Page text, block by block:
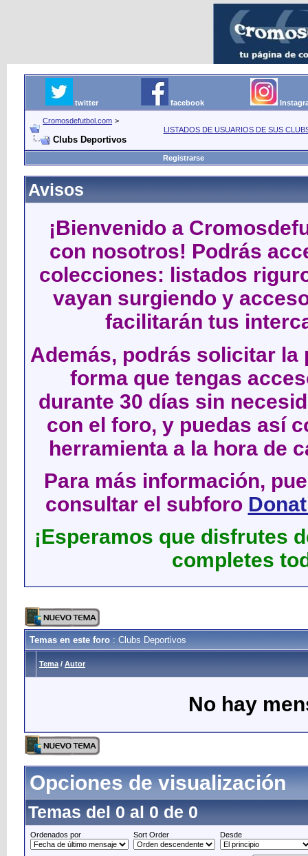
twitter facebook
Cromosdefutbol.com >
LISTADOS DE USUARIOS DE SUS
Clubs Deportivos
Registrarse
Avisos
¡Bienvenido a
con nosotros! Podrás
colecciones: listados
vayan surgiendo y
facilitarán tus
Además, podrás solicitar
forma que tengas
durante 30 días sin
con el foro, y puedas así
herramienta a la hora de
Para más información,
consultar el subforo
¡Esperamos que disfrutes
completes
Temas en este foro : Clubs Deportivos
Tema / Autor
No hay
Opciones de visualización
Temas del 0 al 0 de 0
Ordenados por Sort Order Desde